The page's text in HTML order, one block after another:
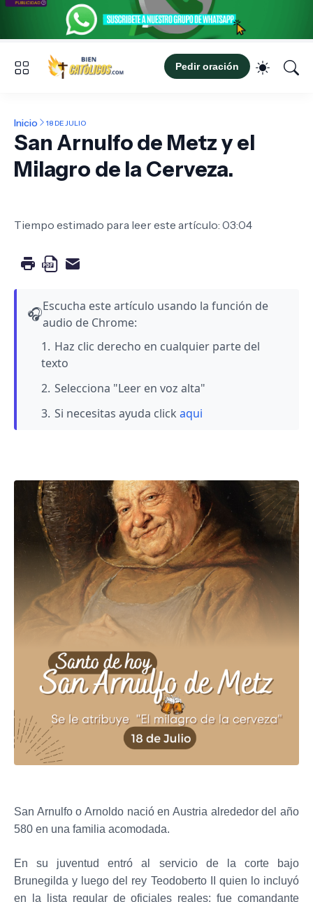
Pedir oración
Inicio 18 DE JULIO
San Arnulfo de Metz y el
Milagro de la Cerveza.
Tiempo estimado para leer este artículo: 03:04
🎧Escucha este artículo usando la función de
audio de Chrome:
Haz clic derecho en cualquier parte del
texto
Selecciona "Leer en voz alta"
Si necesitas ayuda click aqui
San Arnulfo o Arnoldo nació en Austria alrededor del año
580 en una familia acomodada.
En su juventud entró al servicio de la corte bajo
Brunegilda y luego del rey Teodoberto II quien lo incluyó
en la lista regular de oficiales reales: fue comandante